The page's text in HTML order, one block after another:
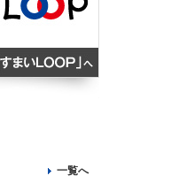
一覧へ